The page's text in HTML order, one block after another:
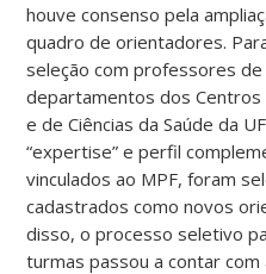
houve consenso pela
quadro de orientadores.
seleção com professores
departamentos dos Centros
e de Ciências da Saúde da
“expertise” e perfil
vinculados ao MPF, foram
cadastrados como novos
disso, o processo seletivo
turmas passou a contar